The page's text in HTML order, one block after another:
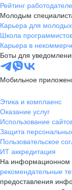
Рейтинг
Молодым
Карьера для
Школа
Карьера в
Боты для
Мобильное
Этика и комплаенс
Оказание услуг
Использование
Защита
Пользовательское
ИТ аккредитация
На информационном
рекомендательные
предоставления